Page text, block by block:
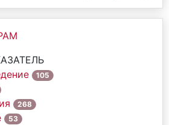
105
268
53